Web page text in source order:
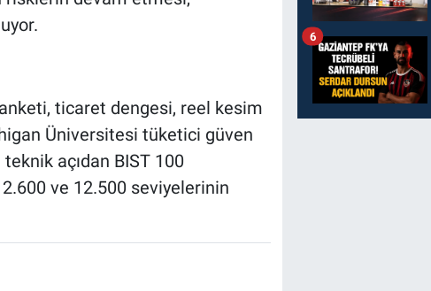
ticaret dengesi, reel kesim
Üniversitesi tüketici güven
açıdan BIST 100
ve 12.500 seviyelerinin
6